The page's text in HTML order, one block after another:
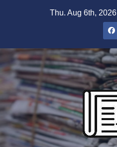
Thu. Aug 6th, 2026